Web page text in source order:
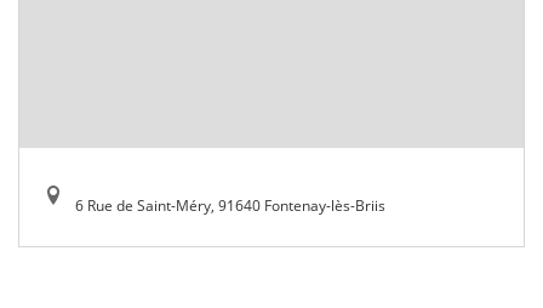
6 Rue de Saint-Méry, 91640 Fontenay-lès-Briis